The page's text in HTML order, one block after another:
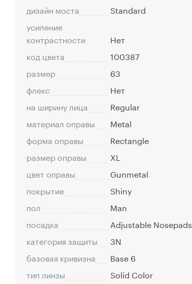
дизайн моста
Standard
усиление
контрастности
Нет
код цвета
100387
размер
63
флекс
Нет
на ширину лица
Regular
материал оправы
Metal
форма оправы
Rectangle
размер оправы
XL
цвет оправы
Gunmetal
покрытие
Shiny
пол
Man
посадка
Adjustable Nosepads
категория защиты
3N
базовая кривизна
Base 6
тип линзы
Solid Color